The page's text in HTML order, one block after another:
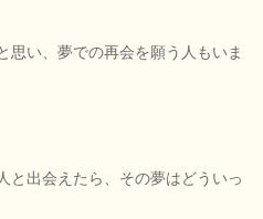
思い、夢での再会を願う人もいま
と出会えたら、その夢はどういっ